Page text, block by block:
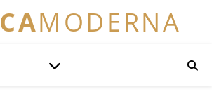
MODERNA